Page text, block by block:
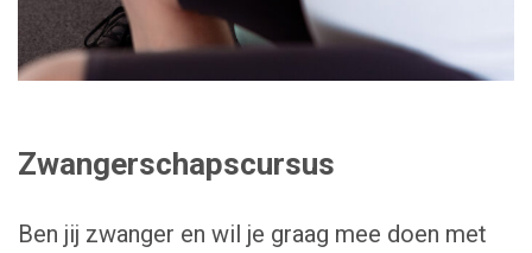
Zwangerschapscursus
Ben jij zwanger en wil je graag mee doen met